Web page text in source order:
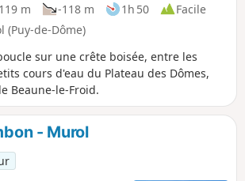
m -118 m 1h 50
Facile
(Puy-de-Dôme)
sur une crête boisée, entre les
cours d'eau du Plateau des Dômes,
Beaune-le-Froid.
- Murol